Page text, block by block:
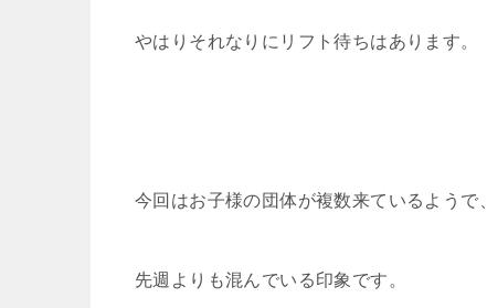
やはりそれなりにリフト待ちはあります。
今回はお子様の団体が複数来ているようで、
先週よりも混んでいる印象です。